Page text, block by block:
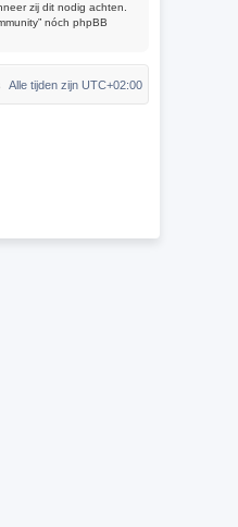
zij dit nodig achten.
nóch phpBB
Alle tijden zijn UTC+02:00